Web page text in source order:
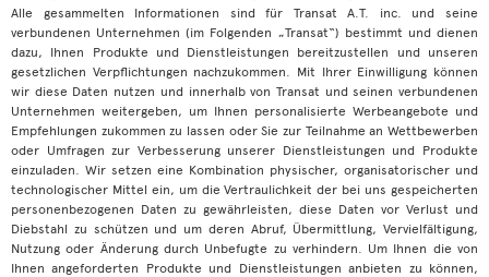
Alle gesammelten Informationen sind für Transat A.T. inc. und seine
verbundenen Unternehmen (im Folgenden „Transat“) bestimmt und dienen
dazu, Ihnen Produkte und Dienstleistungen bereitzustellen und unseren
gesetzlichen Verpflichtungen nachzukommen. Mit Ihrer Einwilligung können
wir diese Daten nutzen und innerhalb von Transat und seinen verbundenen
Unternehmen weitergeben, um Ihnen personalisierte Werbeangebote und
Empfehlungen zukommen zu lassen oder Sie zur Teilnahme an Wettbewerben
oder Umfragen zur Verbesserung unserer Dienstleistungen und Produkte
einzuladen. Wir setzen eine Kombination physischer, organisatorischer und
technologischer Mittel ein, um die Vertraulichkeit der bei uns gespeicherten
personenbezogenen Daten zu gewährleisten, diese Daten vor Verlust und
Diebstahl zu schützen und um deren Abruf, Übermittlung, Vervielfältigung,
Nutzung oder Änderung durch Unbefugte zu verhindern. Um Ihnen die von
Ihnen angeforderten Produkte und Dienstleistungen anbieten zu können,